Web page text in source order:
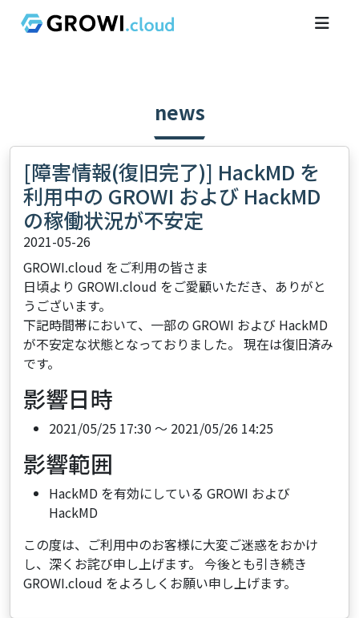
news
[障害情報(復旧完了)] HackMD を
利用中の GROWI および HackMD
の稼働状況が不安定
2021-05-26
GROWI.cloud をご利用の皆さま
日頃より GROWI.cloud をご愛顧いただき、ありがと
うございます。
下記時間帯において、一部の GROWI および HackMD
が不安定な状態となっておりました。 現在は復旧済み
です。
影響日時
2021/05/25 17:30 ～ 2021/05/26 14:25
影響範囲
HackMD を有効にしている GROWI および
HackMD
この度は、ご利用中のお客様に大変ご迷惑をおかけ
し、深くお詫び申し上げます。 今後とも引き続き
GROWI.cloud をよろしくお願い申し上げます。